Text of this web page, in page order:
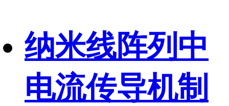
纳米线阵列中
电流传导机制